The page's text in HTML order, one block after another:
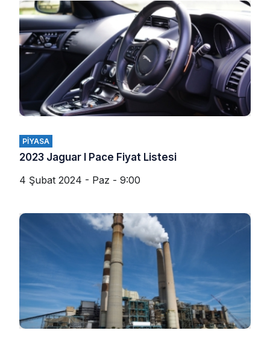
PIYASA
2023 Jaguar I Pace Fiyat Listesi
4 Şubat 2024 - Paz - 9:00